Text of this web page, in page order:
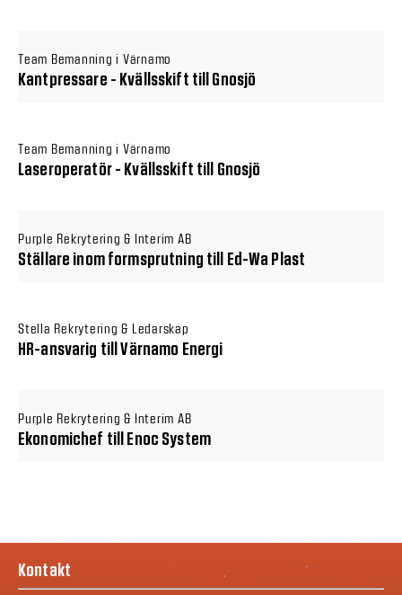
Team Bemanning i Värnamo
Kantpressare - Kvällsskift till Gnosjö
Team Bemanning i Värnamo
Laseroperatör - Kvällsskift till Gnosjö
Purple Rekrytering & Interim AB
Ställare inom formsprutning till Ed-Wa Plast
Stella Rekrytering & Ledarskap
HR-ansvarig till Värnamo Energi
Purple Rekrytering & Interim AB
Ekonomichef till Enoc System
Kontakt